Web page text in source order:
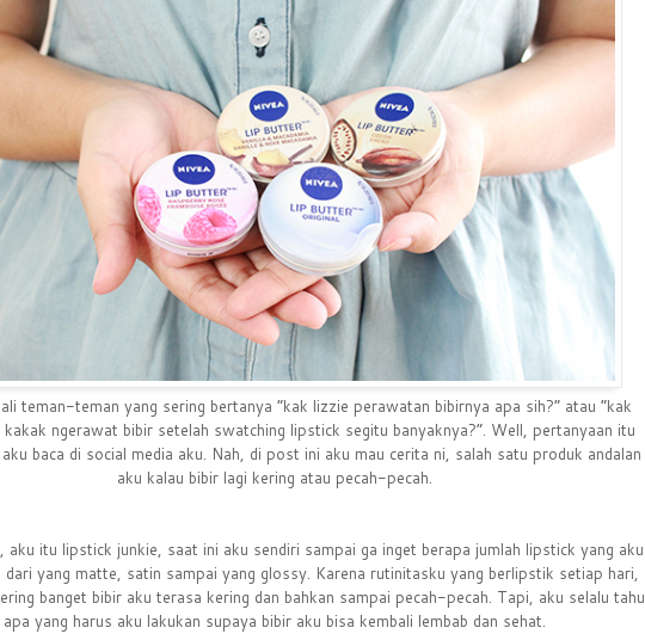
teman-teman yang sering bertanya “kak lizzie perawatan bibirnya apa sih?” atau “kak
kakak ngerawat bibir setelah swatching lipstick segitu banyaknya?”. Well, pertanyaan itu
baca di social media aku. Nah, di post ini aku mau cerita ni, salah satu produk andalan
aku kalau bibir lagi kering atau pecah-pecah.
aku itu lipstick junkie, saat ini aku sendiri sampai ga inget berapa jumlah lipstick yang aku
dari yang matte, satin sampai yang glossy. Karena rutinitasku yang berlipstik setiap hari,
banget bibir aku terasa kering dan bahkan sampai pecah-pecah. Tapi, aku selalu tahu
apa yang harus aku lakukan supaya bibir aku bisa kembali lembab dan sehat.